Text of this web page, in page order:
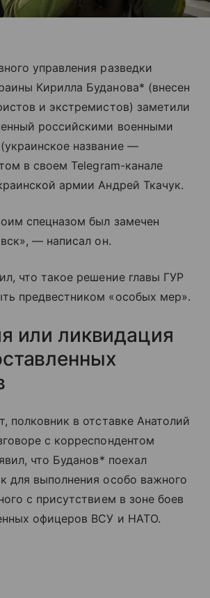
управления разведки
Кирилла Буданова* (внесен
и экстремистов) заметили
российскими военными
название —
в своем Telegram-канале
армии Андрей Ткачук.
спецназом был замечен
— написал он.
что такое решение главы ГУР
предвестником «особых мер».
или ликвидация
полковник в отставке Анатолий
с корреспондентом
что Буданов* поехал
для выполнения особо важного
с присутствием в зоне боев
офицеров ВСУ и НАТО.